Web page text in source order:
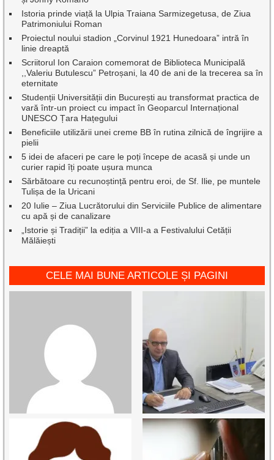
Istoria prinde viață la Ulpia Traiana Sarmizegetusa, de Ziua
Patrimoniului Roman
Proiectul noului stadion „Corvinul 1921 Hunedoara” intră în
linie dreaptă
Scriitorul Ion Caraion comemorat de Biblioteca Municipală
,,Valeriu Butulescu” Petroșani, la 40 de ani de la trecerea sa în
eternitate
Studenții Universității din București au transformat practica de
vară într-un proiect cu impact în Geoparcul Internațional
UNESCO Țara Hațegului
Beneficiile utilizării unei creme BB în rutina zilnică de îngrijire a
pielii
5 idei de afaceri pe care le poți începe de acasă și unde un
curier rapid îți poate ușura munca
Sărbătoare cu recunoștință pentru eroi, de Sf. Ilie, pe muntele
Tulișa de la Uricani
20 Iulie – Ziua Lucrătorului din Serviciile Publice de alimentare
cu apă și de canalizare
„Istorie și Tradiții” la ediția a VIII-a a Festivalului Cetății
Mălăiești
CELE MAI BUNE ARTICOLE ȘI PAGINI